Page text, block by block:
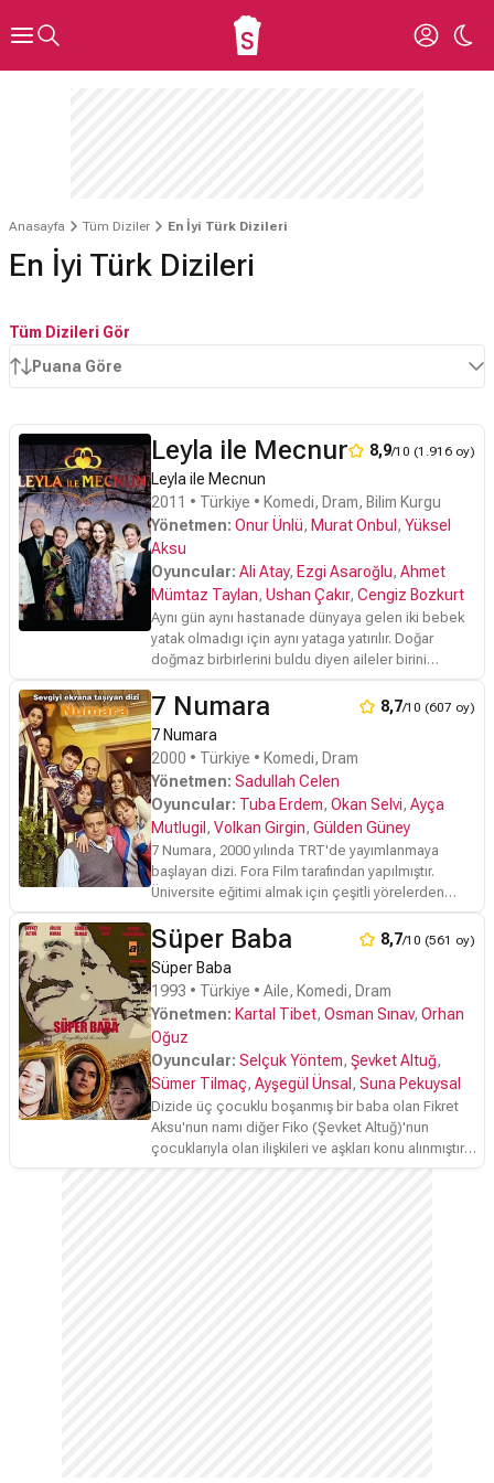
Anasayfa Tüm Diziler En İyi Türk Dizileri
En İyi Türk Dizileri
Tüm Dizileri Gör
Puana Göre
Leyla ile Mecnun 8,9/10 (1.916 oy)
Leyla ile Mecnun
2011 • Türkiye • Komedi, Dram, Bilim Kurgu
Yönetmen: Onur Ünlü, Murat Onbul , Yüksel
Aksu
Oyuncular: Ali Atay, Ezgi Asaroğlu, Ahmet
Mümtaz Taylan, Ushan Çakır, Cengiz Bozkurt
Aynı gün aynı hastanade dünyaya gelen iki bebek
yatak olmadıgı için aynı yataga yatırılır. Doğar
doğmaz birbirlerini buldu diyen aileler birini
yaparlar. Aradan 25 yıl geçer, önce istemeseler de
7 Numara 8,7/10 (607 oy)
7 Numara
2000 • Türkiye • Komedi, Dram
Yönetmen: Sadullah Celen
Oyuncular: Tuba Erdem, Okan Selvi, Ayça
Mutlugil , Volkan Girgin, Gülden Güney
7 Numara, 2000 yılında TRT'de yayımlanmaya
başlayan dizi. Fora Film tarafından yapılmıştır.
Üniversite eğitimi almak için çeşitli yörelerden
geren çocukları olmamış sevimli bir karı kocanın
hikâyesini anlatmaktadır.
Süper Baba 8,7/10 (561 oy)
Süper Baba
1993 • Türkiye • Aile, Komedi, Dram
Yönetmen: Kartal Tibet, Osman Sınav, Orhan
Oğuz
Oyuncular: Selçuk Yöntem, Şevket Altuğ,
Sümer Tilmaç, Ayşegül Ünsal , Suna Pekuysal
Dizide üç çocuklu boşanmış bir baba olan Fikret
Aksu'nun namı diğer Fiko (Şevket Altuğ)'nun
çocuklarıyla olan ilişkileri ve aşkları konu alınmıştır.
Fiko, Çengelköy'de sabit bir işi olmayan